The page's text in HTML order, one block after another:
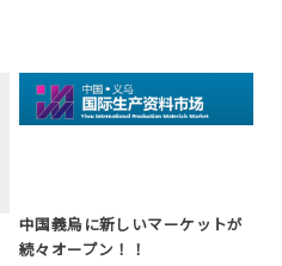
中国義烏に新しいマーケットが
続々オープン！！